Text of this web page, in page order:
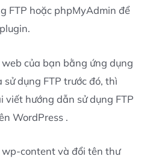
FTP hoặc phpMyAdmin để
của bạn bằng ứng dụng
sử dụng FTP trước đó, thì
viết hướng dẫn sử dụng FTP
WordPress .
content và đổi tên thư